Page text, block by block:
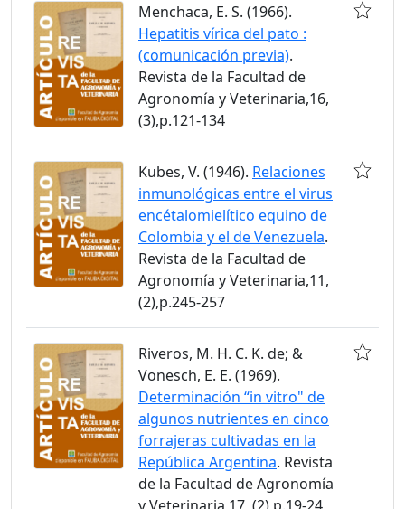
Menchaca, E. S. (1966).
Hepatitis vírica del pato :
(comunicación previa).
Revista de la Facultad de
Agronomía y Veterinaria,16,
(3),p.121-134
Kubes, V. (1946). Relaciones
inmunológicas entre el virus
encétalomielítico equino de
Colombia y el de Venezuela.
Revista de la Facultad de
Agronomía y Veterinaria,11,
(2),p.245-257
Riveros, M. H. C. K. de; &
Vonesch, E. E. (1969).
Determinación “in vitro" de
algunos nutrientes en cinco
forrajeras cultivadas en la
República Argentina. Revista
de la Facultad de Agronomía
y Veterinaria,17, (2),p.19-24